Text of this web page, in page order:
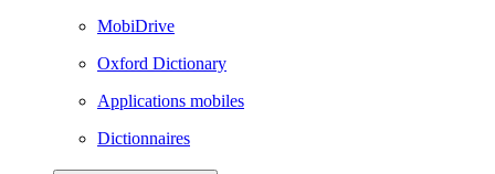
MobiDrive
Oxford Dictionary
Applications mobiles
Dictionnaires